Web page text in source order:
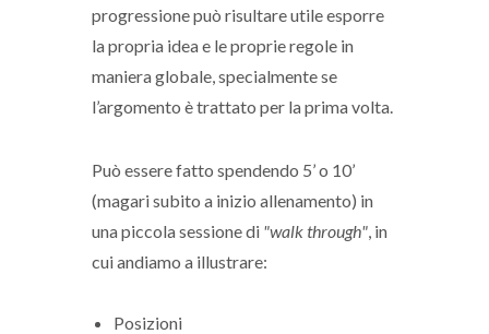
progressione può risultare utile esporre
la propria idea e le proprie regole in
maniera globale, specialmente se
l’argomento è trattato per la prima volta.
Può essere fatto spendendo 5’ o 10’
(magari subito a inizio allenamento) in
una piccola sessione di "walk through" , in
cui andiamo a illustrare:
Posizioni